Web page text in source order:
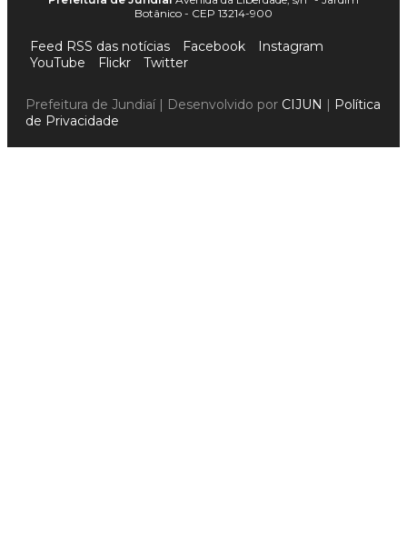
Botânico - CEP 13214-900
Feed RSS das notícias Facebook
Instagram
YouTube
Flickr Twitter
Prefeitura de Jundiaí | Desenvolvido por CIJUN | Política
de Privacidade